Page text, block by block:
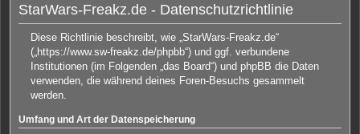
StarWars-Freakz.de - Datenschutzrichtlinie
Diese Richtlinie beschreibt, wie „StarWars-Freakz.de“
(„https://www.sw-freakz.de/phpbb“) und ggf. verbundene
Institutionen (im Folgenden „das Board“) und phpBB die Daten
verwenden, die während deines Foren-Besuchs gesammelt
werden.
Umfang und Art der Datenspeicherung